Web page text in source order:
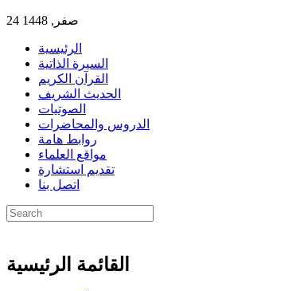
24 صفر, 1448
الرئيسية
السيرة الذاتية
القرآن الكريم
الحديث الشريف
الصوتيات
الدروس والمحاضرات
روابط هامة
مواقع العلماء
تقديم استشارة
اتصل بنا
القائمة الرئيسية